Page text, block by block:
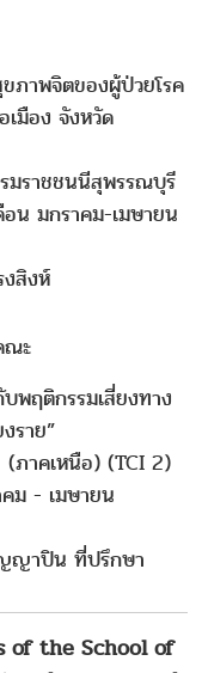
ภาพจิตของผู้ป่วยโรค
เมือง จังหวัด
มราชชนนีสุพรรณบุรี
น มกราคม-เมษายน
สิงห์
ณะ
พฤติกรรมเสี่ยงทาง
ราย”
(ภาคเหนือ) (TCI 2)
ม - เมษายน
ญาปิน ที่ปรึกษา
of the School of